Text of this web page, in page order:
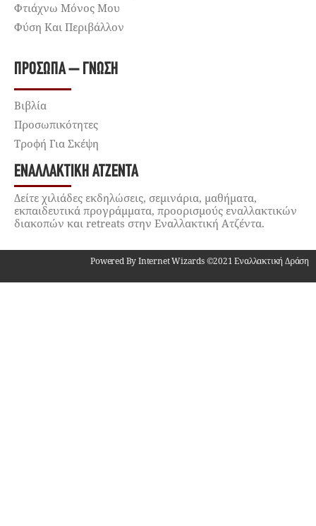
Φτιάχνω Μόνος Μου
Φύση Και Περιβάλλον
ΠΡΌΣΩΠΑ – ΓΝΏΣΗ
Βιβλία
Προσωπικότητες
Τροφή Για Σκέψη
ΕΝΑΛΛΑΚΤΙΚΉ ΑΤΖΈΝΤΑ
Δείτε χιλιάδες εκδηλώσεις, σεμινάρια, μαθήματα,
εκπαιδευτικά προγράμματα, προορισμούς εναλλακτικών
διακοπών και retreats στην Εναλλακτική Ατζέντα.
Powered By Internet Wizards ©2021 Εναλλακτική Δράση